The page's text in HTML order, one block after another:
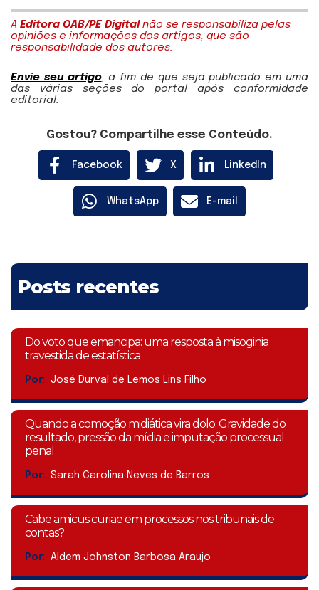
A Editora OAB/PE Digitalnão se responsabiliza pelas
opiniões e informações dos artigos, que são
responsabilidade dos autores.
Envie seu artigo, a fim de que seja publicado em uma
das várias seções do portal após conformidade
editorial.
Gostou? Compartilhe esse Conteúdo.
Facebook X LinkedIn
WhatsApp E-mail
Posts recentes
Do voto que emancipa: uma resposta à misoginia
travestida de estatística
Por: José Durval de Lemos Lins Filho
Quando a comoção midiática vira dolo: Gravidade do
resultado, pressão da mídia e imputação processual
penal
Por: Sarah Carolina Neves de Barros
Cabe amicus curiae em processos nos tribunais de
contas?
Por: Aldem Johnston Barbosa Araujo